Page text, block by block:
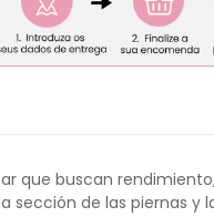
que buscan
de las piernas y